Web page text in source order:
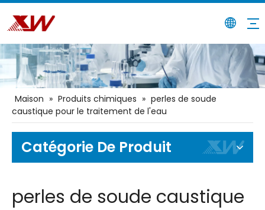
Maison » Produits chimiques » perles de soude
caustique pour le traitement de l'eau
Catégorie De Produit
perles de soude caustique